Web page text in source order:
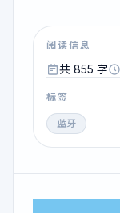
阅读信息
共 855 字
标签
蓝牙